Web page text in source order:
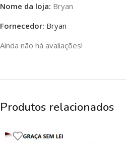
Nome da loja: Bryan
Fornecedor: Bryan
Ainda não há avaliações!
Produtos relacionados